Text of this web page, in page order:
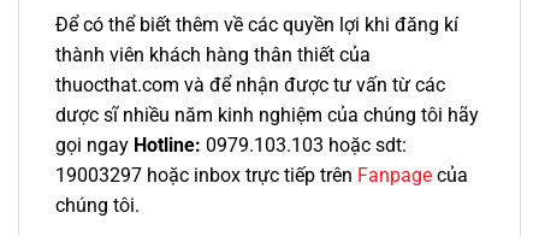
Để có thể biết thêm về các quyền lợi khi đăng kí
thành viên khách hàng thân thiết của
thuocthat.com và để nhận được tư vấn từ các
dược sĩ nhiều năm kinh nghiệm của chúng tôi hãy
gọi ngay Hotline: 0979.103.103 hoặc sdt:
19003297 hoặc inbox trực tiếp trên Fanpage của
chúng tôi.